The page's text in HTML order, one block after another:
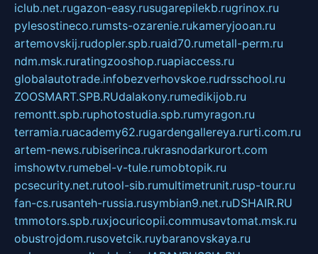
iclub.net.rugazon-easy.rusugarepilekb.rugrinox.ru
pylesostineco.rumsts-ozarenie.rukameryjooan.ru
artemovskij.rudopler.spb.ruaid70.rumetall-perm.ru
ndm.msk.ruratingzooshop.ruapiaccess.ru
globalautotrade.infobezverhovskoe.rudrsschool.ru
ZOOSMART.SPB.RUdalakony.rumedikijob.ru
remontt.spb.ruphotostudia.spb.rumyragon.ru
terramia.ruacademy62.rugardengallereya.rurti.com.ru
artem-news.rubiserinca.rukrasnodarkurort.com
imshowtv.rumebel-v-tule.rumobtopik.ru
pcsecurity.net.rutool-sib.rumultimetrunit.rusp-tour.ru
fan-cs.rusanteh-russia.rusymbian9.net.ruDSHAIR.RU
tmmotors.spb.ruxjocuricopii.commusavtomat.msk.ru
obustrojdom.rusovetcik.ruybaranovskaya.ru